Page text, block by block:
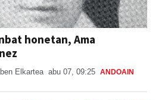
honetan, Ama
Elkartea abu 07, 09:25 ANDOAIN